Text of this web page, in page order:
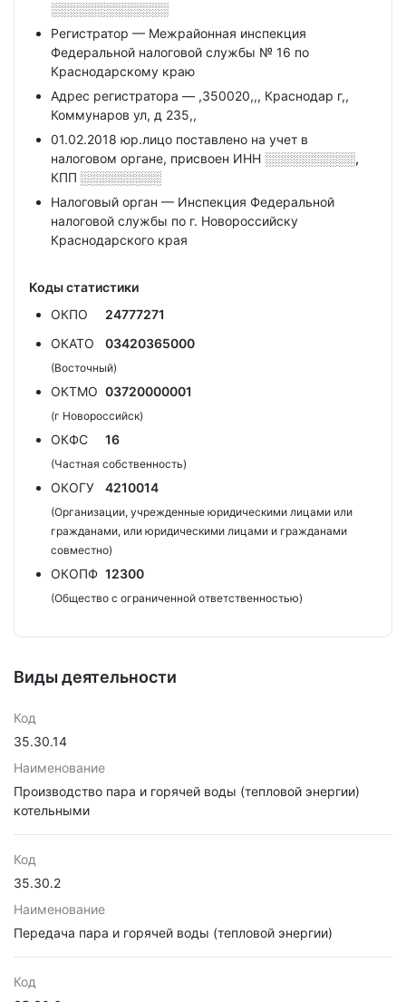
░░░░░░░░░░░░░
Регистратор — Межрайонная инспекция
Федеральной налоговой службы № 16 по
Краснодарскому краю
Адрес регистратора — ,350020,,, Краснодар г,,
Коммунаров ул, д 235,,
01.02.2018 юр.лицо поставлено на учет в
налоговом органе, присвоен ИНН ░░░░░░░░░░,
КПП ░░░░░░░░░
Налоговый орган — Инспекция Федеральной
налоговой службы по г. Новороссийску
Краснодарского края
Коды статистики
ОКПО
24777271
ОКАТО
03420365000
(Восточный)
ОКТМО 03720000001
(г Новороссийск)
ОКФС 16
(Частная собственность)
ОКОГУ 4210014
(Организации, учрежденные юридическими лицами или
гражданами, или юридическими лицами и гражданами
совместно)
ОКОПФ 12300
(Общество с ограниченной ответственностью)
Виды деятельности
Код
35.30.14
Наименование
Производство пара и горячей воды (тепловой энергии)
котельными
Код
35.30.2
Наименование
Передача пара и горячей воды (тепловой энергии)
Код